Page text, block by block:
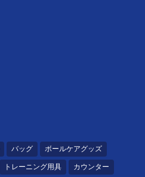
バッグ ボールケアグッズ
トレーニング用具 カウンター